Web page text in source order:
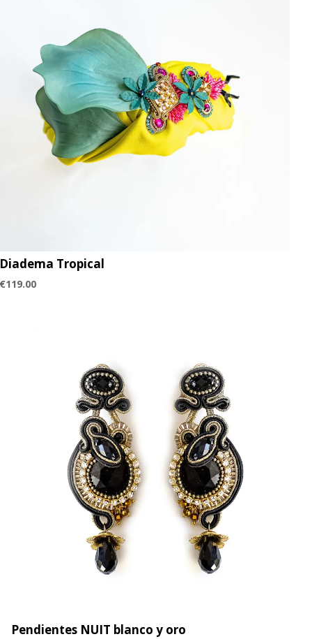
Diadema Tropical
€119.00
Pendientes NUIT blanco y oro